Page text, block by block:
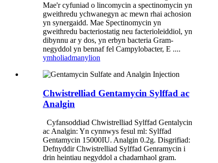
Mae'r cyfuniad o lincomycin a spectinomycin yn
gweithredu ychwanegyn ac mewn rhai achosion
yn synergaidd. Mae Spectinomycin yn
gweithredu bacteriostatig neu facterioleiddiol, yn
dibynnu ar y dos, yn erbyn bacteria Gram-
negyddol yn bennaf fel Campylobacter, E ....
ymholiadmanylion
Chwistrelliad Gentamycin Sylffad ac
Analgin
Cyfansoddiad Chwistrelliad Sylffad Gentalycin
ac Analgin: Yn cynnwys fesul ml: Sylffad
Gentamycin 15000IU. Analgin 0.2g. Disgrifiad:
Defnyddir Chwistrelliad Sylffad Genramycin i
drin heintiau negyddol a chadarnhaol gram.